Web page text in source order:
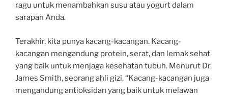
ragu untuk menambahkan susu atau yogurt dalam
sarapan Anda.
Terakhir, kita punya kacang-kacangan. Kacang-
kacangan mengandung protein, serat, dan lemak sehat
yang baik untuk menjaga kesehatan tubuh. Menurut Dr.
James Smith, seorang ahli gizi, “Kacang-kacangan juga
mengandung antioksidan yang baik untuk melawan